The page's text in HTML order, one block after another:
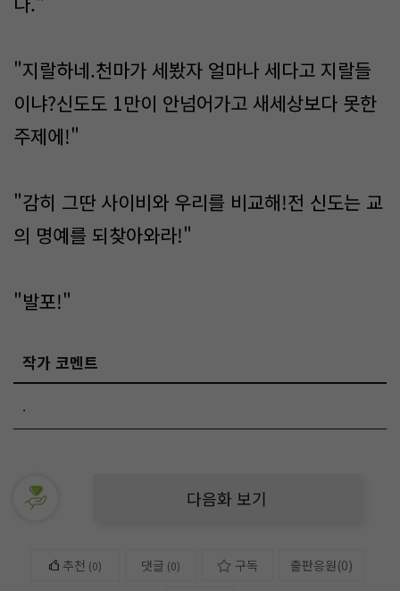
"지랄하네.천마가 세봤자 얼마나 세다고 지랄들
이냐?신도도 1만이 안넘어가고 새세상보다 못한
주제에!"
"감히 그딴 사이비와 우리를 비교해!전 신도는 교
의 명예를 되찾아와라!"
"발포!"
작가 코멘트
.
다음화 보기
추천 (0) 댓글 (0) 구독 출판응원(0)